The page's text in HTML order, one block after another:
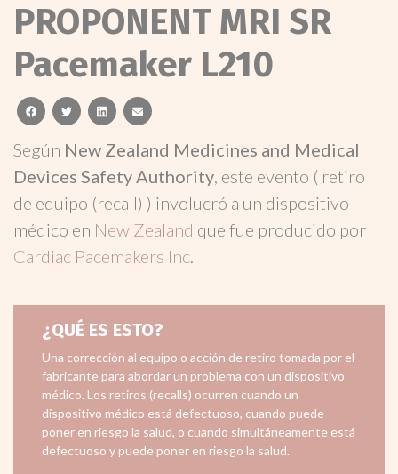
PROPONENT MRI SR
Pacemaker L210
facebooktwitterlinkedinemail
Según New Zealand Medicines and Medical
Devices Safety Authority, este evento ( retiro
de equipo (recall) ) involucró a un dispositivo
médico en New Zealand que fue producido por
Cardiac Pacemakers Inc.
¿QUÉ ES ESTO?
Una corrección al equipo o acción de retiro tomada por el
fabricante para abordar un problema con un dispositivo
médico. Los retiros (recalls) ocurren cuando un
dispositivo médico está defectuoso, cuando puede
poner en riesgo la salud, o cuando simultáneamente está
defectuoso y puede poner en riesgo la salud.